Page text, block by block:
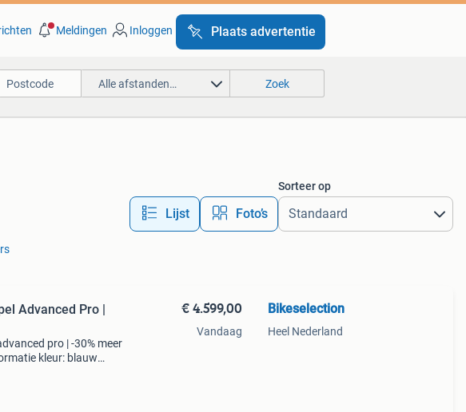
Meldingen Inloggen Plaats advertentie
Alle afstanden… Zoek
Lijst Foto’s
Sorteer op
Advanced Pro |
pro | -30% meer
kleur: blauw
€ 4.599,00
Vandaag
Bikeselection
Heel Nederland